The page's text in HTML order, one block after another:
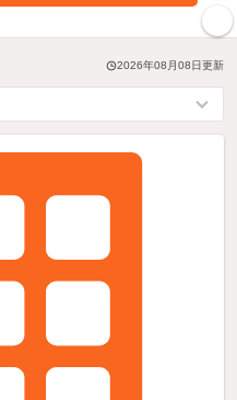
2026年08月08日更新